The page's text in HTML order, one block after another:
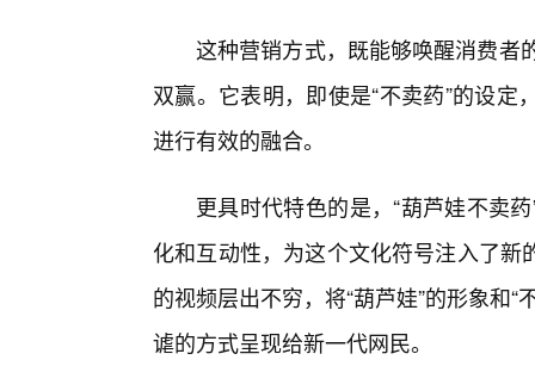
这种营销方式，既能够唤醒消费者
双赢。它表明，即使是“不卖药”的设
进行有效的融合。
更具时代特色的是，“葫芦娃不卖
化和互动性，为这个文化符号注入了
的视频层出不穷，将“葫芦娃”的形象和
谑的方式呈现给新一代网民。